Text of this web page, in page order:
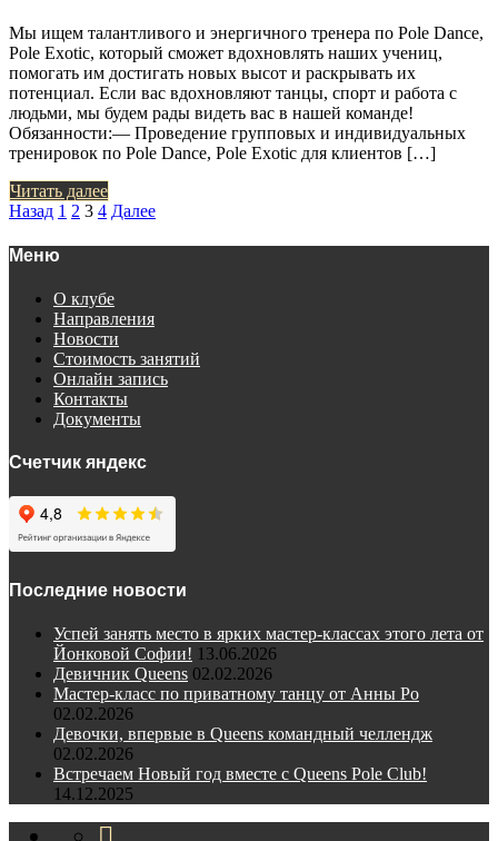
Мы ищем талантливого и энергичного тренера по Pole Dance,
Pole Exotic, который сможет вдохновлять наших учениц,
помогать им достигать новых высот и раскрывать их
потенциал. Если вас вдохновляют танцы, спорт и работа с
людьми, мы будем рады видеть вас в нашей команде!
Обязанности:— Проведение групповых и индивидуальных
тренировок по Pole Dance, Pole Exotic для клиентов […]
Читать далее
Пагинация
записей
Назад 1 2 3 4 Далее
Меню
О клубе
Направления
Новости
Стоимость занятий
Онлайн запись
Контакты
Документы
Счетчик яндекс
Последние новости
Успей занять место в ярких мастер-классах этого лета от
Йонковой Софии! 13.06.2026
Девичник Queens 02.02.2026
Мастер-класс по приватному танцу от Анны Ро
02.02.2026
Девочки, впервые в Queens командный челлендж
02.02.2026
Встречаем Новый год вместе с Queens Pole Club!
14.12.2025